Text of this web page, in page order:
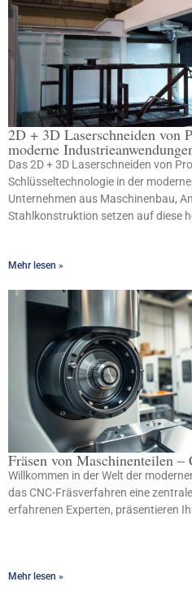
2D + 3D Laserschneiden von
moderne
Das 2D + 3D Laserschneiden von
Schlüsseltechnologie in der
Unternehmen aus Maschinenbau,
Stahlkonstruktion setzen auf diese
Mehr lesen »
Fräsen von Maschinenteilen –
Willkommen in der Welt der
das CNC-Fräsverfahren eine
erfahrenen Experten, präsentieren
Mehr lesen »